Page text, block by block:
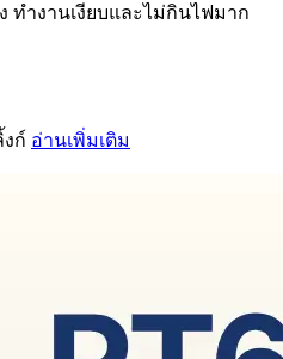
ทำงานเงียบและไม่กินไฟมาก
ก์ อ่านเพิ่มเติม